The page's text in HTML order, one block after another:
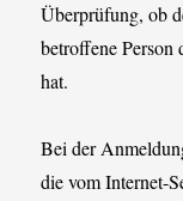
Überprüfung, ob
betroffene Person
hat.
Bei der
die vom Internet-